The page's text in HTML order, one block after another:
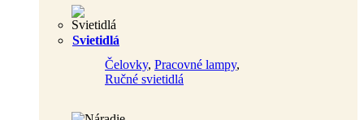
Svietidlá
Čelovky, Pracovné lampy,
Ručné svietidlá